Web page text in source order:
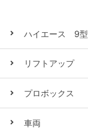
ハイエース 9型
リフトアップ
プロボックス
車両